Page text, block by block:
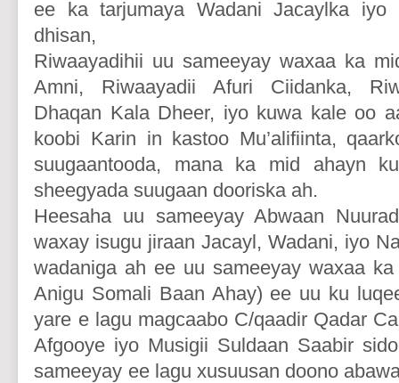
ee ka tarjumaya Wadani Jacaylka iyo
dhisan,
Riwaayadihii uu sameeyay waxaa ka
Amni, Riwaayadii Afuri Ciidanka,
Dhaqan Kala Dheer, iyo kuwa kale oo
koobi Karin in kastoo Mu’alifiinta,
suugaantooda, mana ka mid ahayn
sheegyada suugaan dooriska ah.
Heesaha uu sameeyay Abwaan
waxay isugu jiraan Jacayl, Wadani, iyo
wadaniga ah ee uu sameeyay waxaa
Anigu Somali Baan Ahay) ee uu ku
yare e lagu magcaabo C/qaadir Qadar
Afgooye iyo Musigii Suldaan Saabir
sameeyay ee lagu xusuusan doono